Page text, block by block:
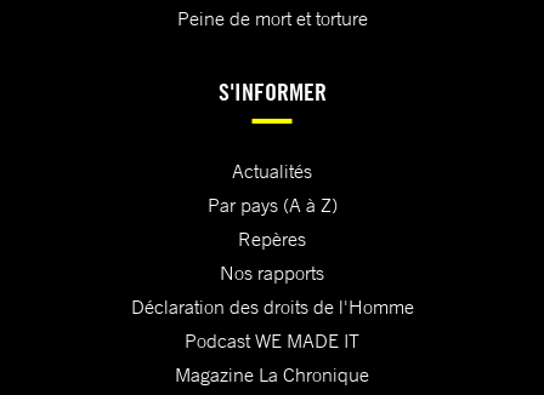
Peine de mort et torture
S'INFORMER
Actualités
Par pays (A à Z)
Repères
Nos rapports
Déclaration des droits de l'Homme
Podcast WE MADE IT
Magazine La Chronique